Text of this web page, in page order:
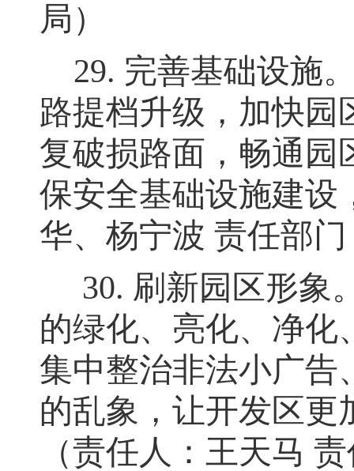
局）
29. 完善基础设施
路提档升级，加快园
复破损路面 ， 畅通园
保安全基础设施建设
华、杨宁波 责任部
30. 刷新园区形象
的绿化、亮化、净化
集中整治非法小广告
的乱象，让开发区更
（责任人：王天马